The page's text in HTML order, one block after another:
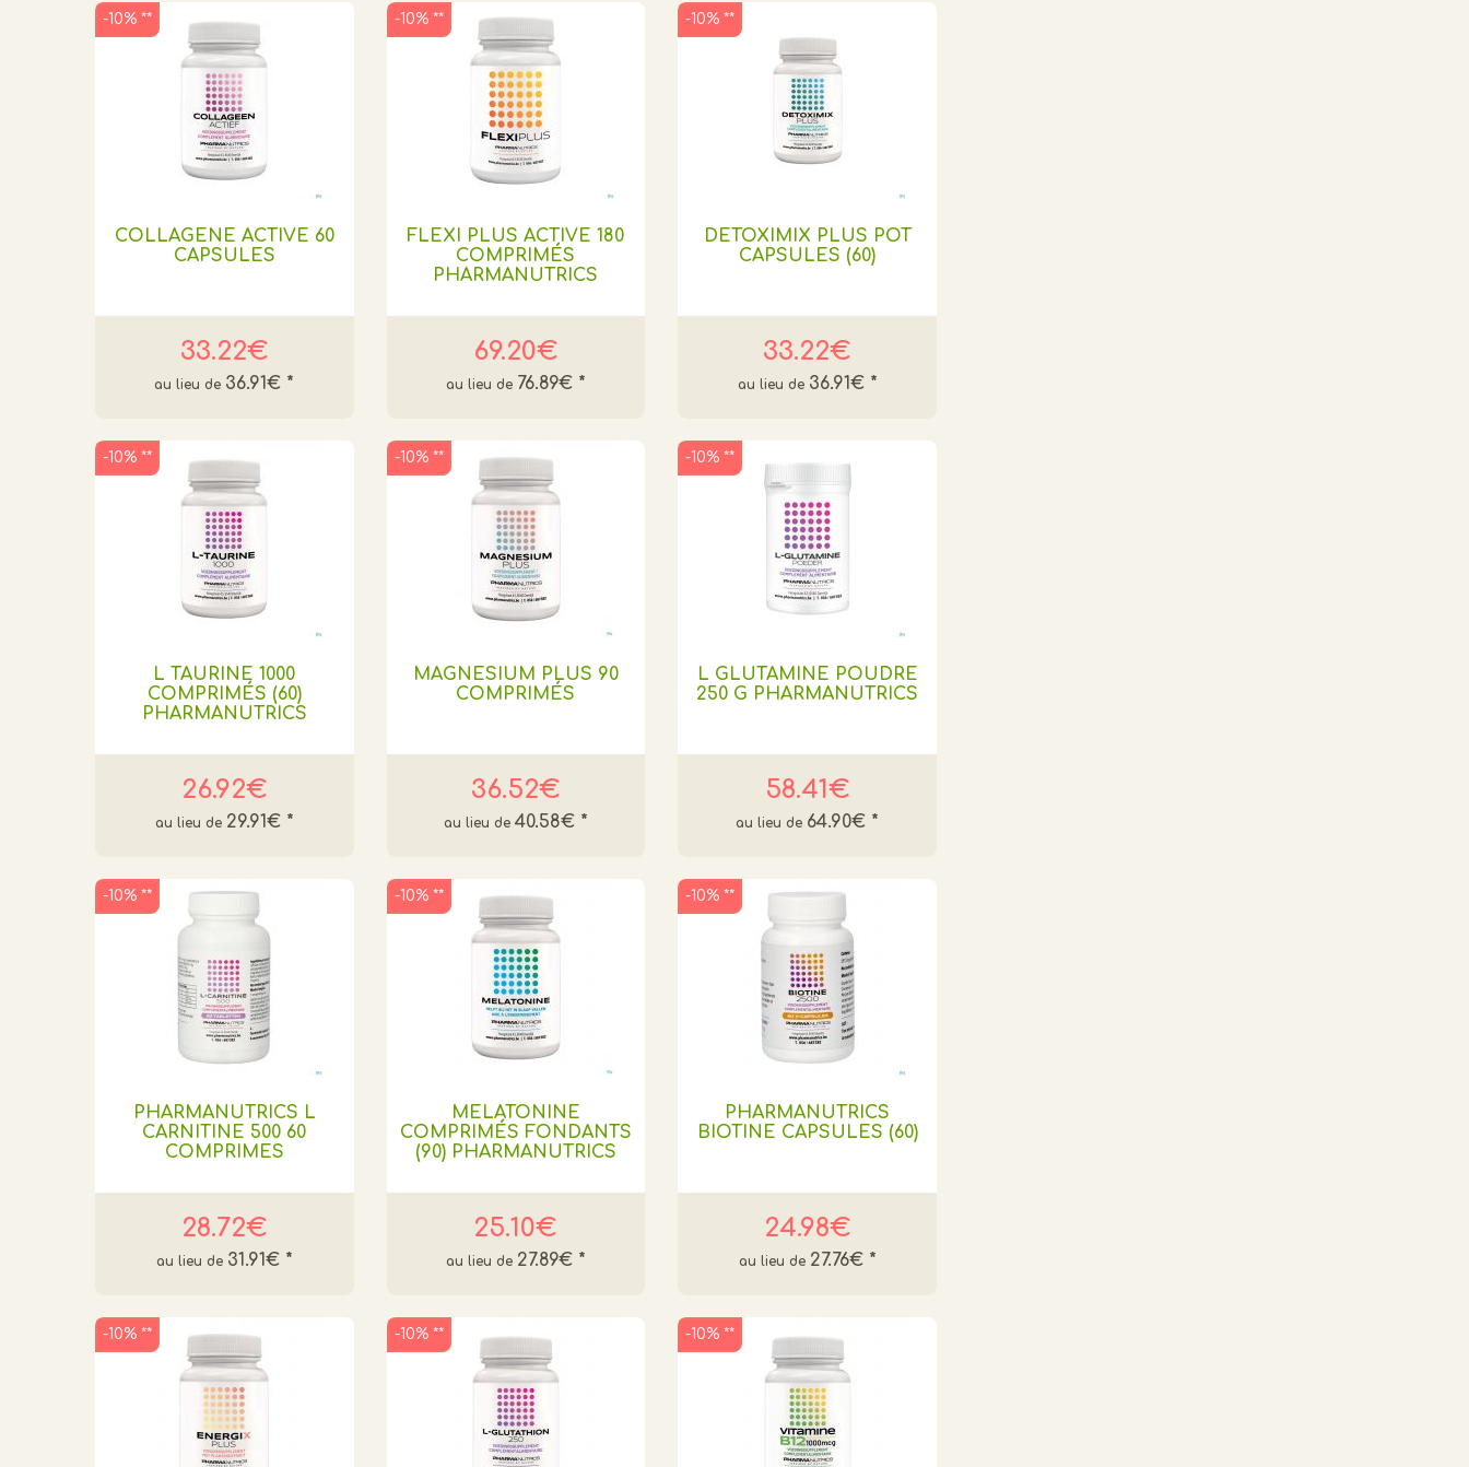
COLLAGÈNE ACTIVE 60
CAPSULES
33.22€
36.91€ *
-10% **
FLEXI PLUS ACTIVE 180
COMPRIMÉS
PHARMANUTRICS
69.20€
76.89€ *
-10% **
DETOXIMIX PLUS POT
CAPSULES (60)
33.22€
36.91€ *
-10% **
L TAURINE 1000
COMPRIMÉS (60)
PHARMANUTRICS
26.92€
29.91€ *
-10% **
MAGNESIUM PLUS 90
COMPRIMÉS
36.52€
40.58€ *
-10% **
L GLUTAMINE POUDRE
250 G PHARMANUTRICS
58.41€
64.90€ *
-10% **
PHARMANUTRICS L
CARNITINE 500 60
COMPRIMES
28.72€
31.91€ *
-10% **
MELATONINE
COMPRIMÉS FONDANTS
(90) PHARMANUTRICS
25.10€
27.89€ *
-10% **
PHARMANUTRICS
BIOTINE CAPSULES (60)
24.98€
27.76€ *
-10% **
-10% ** -10% ** -10% **